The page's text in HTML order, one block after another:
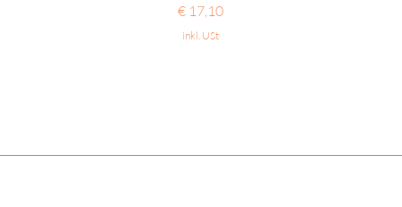
Preis
€ 17,10
inkl. USt